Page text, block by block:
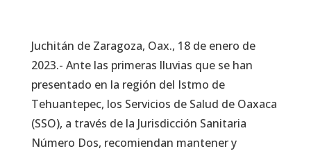
Juchitán de Zaragoza, Oax., 18 de enero de
2023.- Ante las primeras lluvias que se han
presentado en la región del Istmo de
Tehuantepec, los Servicios de Salud de Oaxaca
(SSO), a través de la Jurisdicción Sanitaria
Número Dos, recomiendan mantener y